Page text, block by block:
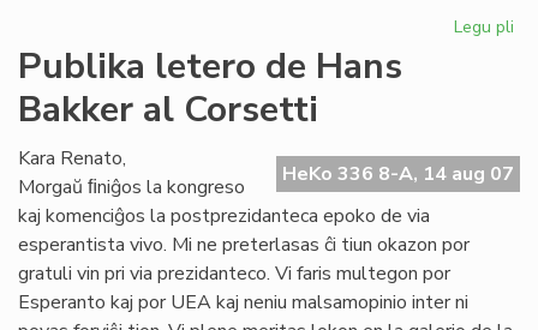
Legu pli
Publika letero de Hans
Bakker al Corsetti
HeKo 336 8-A, 14 aug 07
Kara Renato,
Morgaŭ ﬁniĝos la kongreso
kaj komenciĝos la postprezidanteca epoko de via
esperantista vivo. Mi ne preterlasas ĉi tiun okazon por
gratuli vin pri via prezidanteco. Vi faris multegon por
Esperanto kaj por UEA kaj neniu malsamopinio inter ni